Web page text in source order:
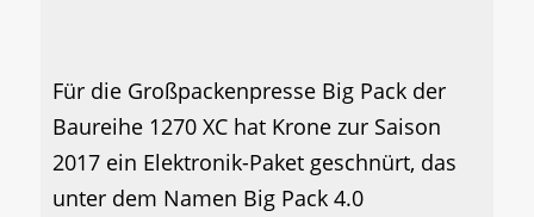
Für die Großpackenpresse Big Pack der
Baureihe 1270 XC hat Krone zur Saison
2017 ein Elektronik-Paket geschnürt, das
unter dem Namen Big Pack 4.0